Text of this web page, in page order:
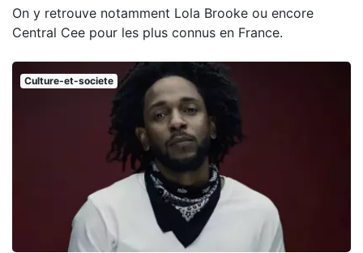
On y retrouve notamment Lola Brooke ou encore
Central Cee pour les plus connus en France.
Culture-et-societe